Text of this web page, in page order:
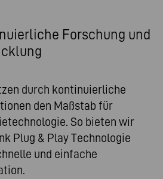
Forschung und
durch kontinuierliche
den Maßstab für
So bieten wir
Plug & Play Technologie
und einfache